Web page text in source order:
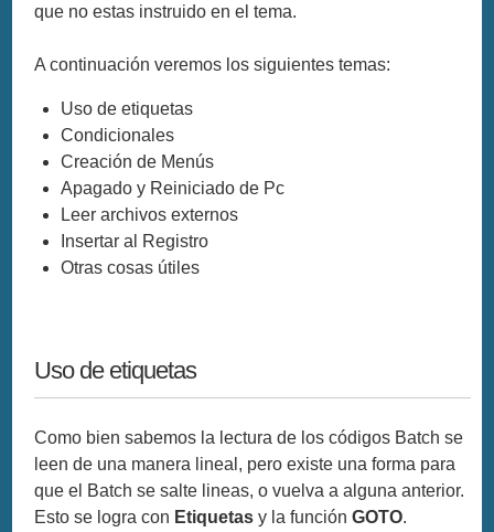
que no estas instruido en el tema.
A continuación veremos los siguientes temas:
Uso de etiquetas
Condicionales
Creación de Menús
Apagado y Reiniciado de Pc
Leer archivos externos
Insertar al Registro
Otras cosas útiles
Uso de etiquetas
Como bien sabemos la lectura de los códigos Batch se
leen de una manera lineal, pero existe una forma para
que el Batch se salte lineas, o vuelva a alguna anterior.
Esto se logra con Etiquetasy la funciónGOTO.